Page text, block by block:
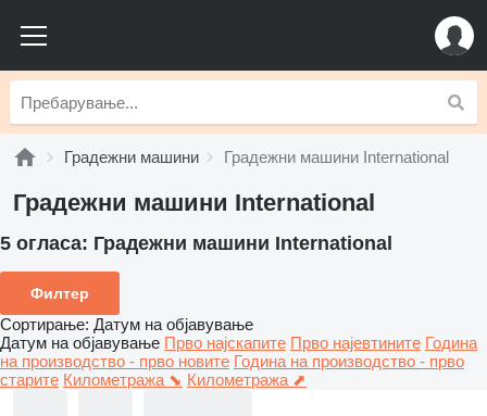
Градежни машини Градежни машини International
Градежни машини International
5 огласа: Градежни машини International
Филтер
Сортирање: Датум на објавување
Датум на објавување Прво најскапите Прво најевтините Година
на производство - прво новите Година на производство - прво
старите Километража ⬊ Километража ⬈